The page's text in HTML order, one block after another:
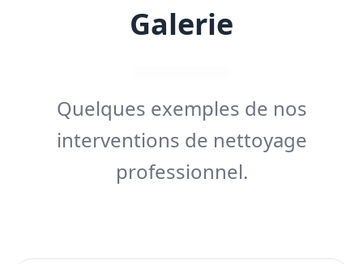
Galerie
Quelques exemples de nos
interventions de nettoyage
professionnel.